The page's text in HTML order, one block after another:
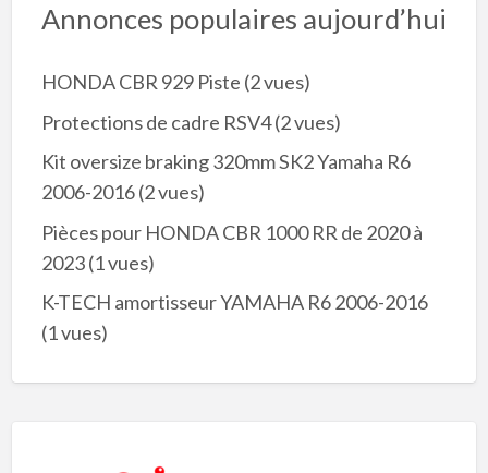
Annonces populaires aujourd’hui
HONDA CBR 929 Piste (2 vues)
Protections de cadre RSV4(2 vues)
Kit oversize braking 320mm SK2 Yamaha R6
2006-2016(2 vues)
Pièces pour HONDA CBR 1000 RR de 2020 à
2023(1 vues)
K-TECH amortisseur YAMAHA R6 2006-2016
(1 vues)